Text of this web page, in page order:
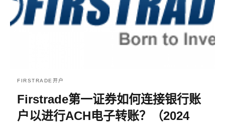
FIRSTRADE开户
Firstrade第一证券如何连接银行账
户以进行ACH电子转账？（2024